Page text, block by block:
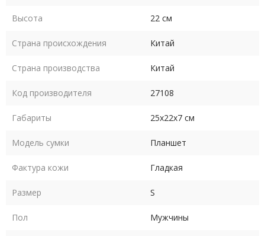
Высота 22 см
Страна происхождения Китай
Страна производства Китай
Код производителя 27108
Габариты 25х22х7 см
Модель сумки Планшет
Фактура кожи Гладкая
Размер S
Пол Мужчины